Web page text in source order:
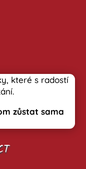
které s radostí
zůstat sama